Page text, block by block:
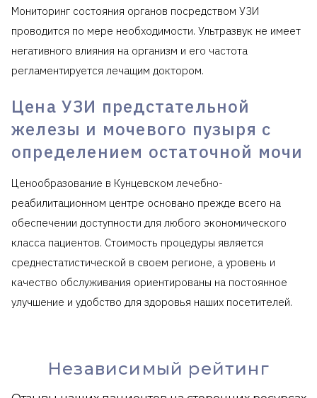
Мониторинг состояния органов посредством УЗИ
проводится по мере необходимости. Ультразвук не имеет
негативного влияния на организм и его частота
регламентируется лечащим доктором.
Цена УЗИ предстательной
железы и мочевого пузыря с
определением остаточной мочи
Ценообразование в Кунцевском лечебно-
реабилитационном центре основано прежде всего на
обеспечении доступности для любого экономического
класса пациентов. Стоимость процедуры является
среднестатистической в своем регионе, а уровень и
качество обслуживания ориентированы на постоянное
улучшение и удобство для здоровья наших посетителей.
Независимый рейтинг